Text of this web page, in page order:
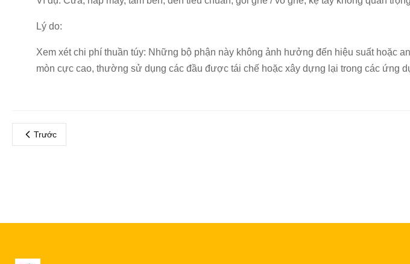
Lý do:
Xem xét chi phí thuần túy: Những bộ phận này không ảnh hưởng đến hiệu suất hoặc
mòn cực cao, thường sử dụng các đầu được tái chế hoặc xây dựng lại trong các ứng
Trước